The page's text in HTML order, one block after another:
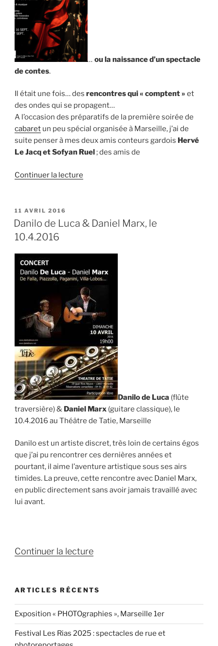
Daniel
Marx »
… ou la naissance d’un spectacle
de contes.
Il était une fois… des rencontres qui « comptent » et
des ondes qui se propagent…
A l’occasion des préparatifs de la première soirée de
cabaret un peu spécial organisée à Marseille, j’ai de
suite penser à mes deux amis conteurs gardois Hervé
Le Jacq et Sofyan Ruel; des amis de
Continuer la lecture
spectacle
et
musiques… »
PUBLIÉ
LE
11 AVRIL 2016
Danilo de Luca & Daniel Marx, le
10.4.2016
Danilo de Luca (flûte
traversière) & Daniel Marx (guitare classique), le
10.4.2016 au Théâtre de Tatie, Marseille
Danilo est un artiste discret, très loin de certains égos
que j’ai pu rencontrer ces dernières années et
pourtant, il aime l’aventure artistique sous ses airs
timides. La preuve, cette rencontre avec Daniel Marx,
en public directement sans avoir jamais travaillé avec
lui avant.
Continuer la lecturede
Luca
Daniel
Marx,
le
ARTICLES RÉCENTS
Exposition « PHOTOgraphies », Marseille 1er
Festival Les Rias 2025 : spectacles de rue et